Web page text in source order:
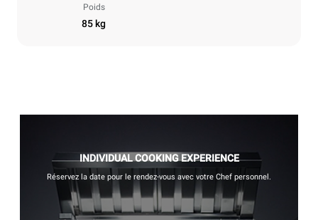
Poids
85 kg
INDIVIDUAL COOKING EXPERIENCE
Réservez la date pour le rendez-vous avec votre Chef personnel.